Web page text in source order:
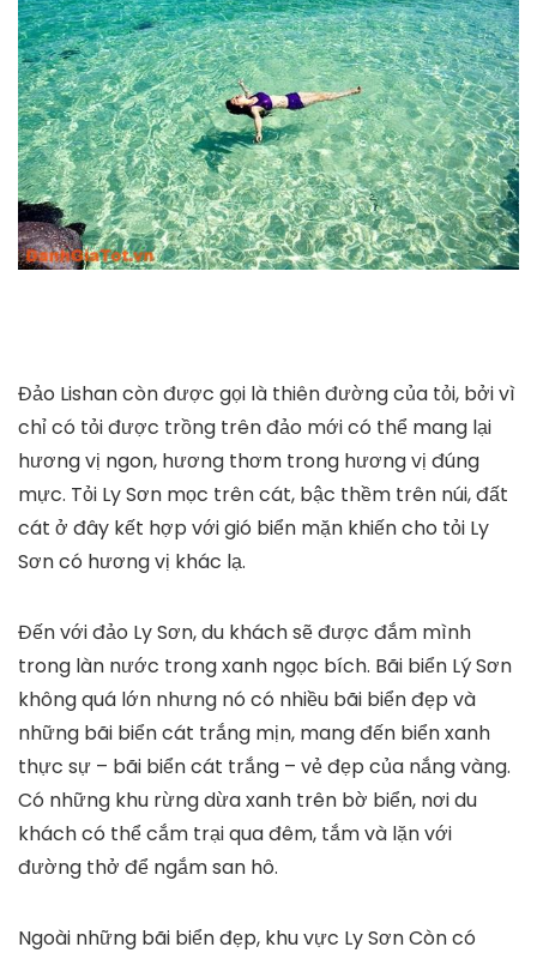
Đảo Lishan còn được gọi là thiên đường của tỏi, bởi vì
chỉ có tỏi được trồng trên đảo mới có thể mang lại
hương vị ngon, hương thơm trong hương vị đúng
mực. Tỏi Ly Sơn mọc trên cát, bậc thềm trên núi, đất
cát ở đây kết hợp với gió biển mặn khiến cho tỏi Ly
Sơn có hương vị khác lạ.
Đến với đảo Ly Sơn, du khách sẽ được đắm mình
trong làn nước trong xanh ngọc bích. Bãi biển Lý Sơn
không quá lớn nhưng nó có nhiều bãi biển đẹp và
những bãi biển cát trắng mịn, mang đến biển xanh
thực sự – bãi biển cát trắng – vẻ đẹp của nắng vàng.
Có những khu rừng dừa xanh trên bờ biển, nơi du
khách có thể cắm trại qua đêm, tắm và lặn với
đường thở để ngắm san hô.
Ngoài những bãi biển đẹp, khu vực Ly Sơn Còn có